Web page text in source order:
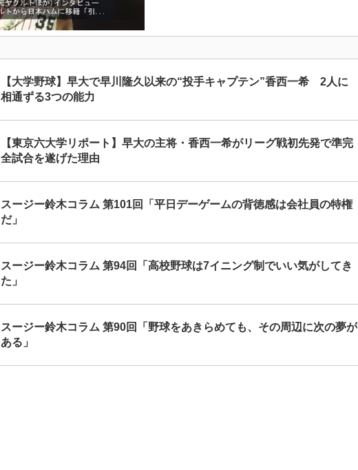
【大学野球】早大で早川隆久以来の“投手キャプテン”香西一希 2人に
相通ずる3つの能力
【東京六大学リポート】早大の主将・香西一希がリーグ戦初先発で準完
全試合を遂げた理由
スージー鈴木コラム 第101回「平日デーゲームの背徳感は会社員の特権
だ」
スージー鈴木コラム 第94回「高校野球は7イニング制でいい気がしてき
た」
スージー鈴木コラム 第90回「野球をあきらめても、その周辺に次の夢が
ある」